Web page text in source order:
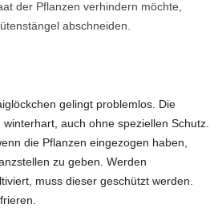
der Pflanzen verhindern möchte,
abschneiden.
gelingt problemlos. Die
auch ohne speziellen Schutz.
die Pflanzen eingezogen haben,
zu geben. Werden
muss dieser geschützt werden.